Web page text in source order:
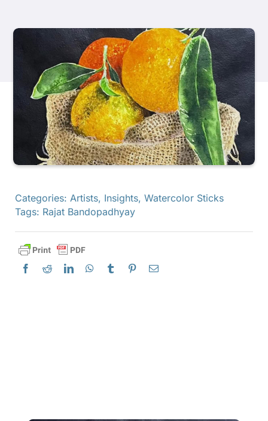
Producten
Evenementen
Bronnen
Abonneren
Categories: Artists, Insights, Watercolor Sticks
Tags: Rajat Bandopadhyay